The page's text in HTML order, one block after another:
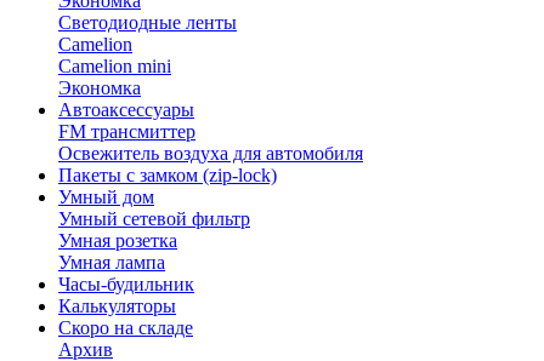
Светодиодные ленты
Camelion
Camelion mini
Экономка
Автоаксессуары
FM трансмиттер
Освежитель воздуха для автомобиля
Пакеты с замком (zip-lock)
Умный дом
Умный сетевой фильтр
Умная розетка
Умная лампа
Часы-будильник
Калькуляторы
Скоро на складе
Архив